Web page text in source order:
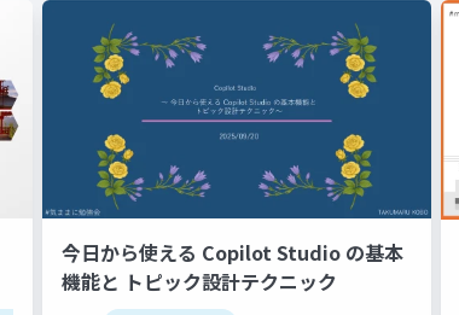
今日から使える Copilot Studio の基本
機能と トピック設計テクニック